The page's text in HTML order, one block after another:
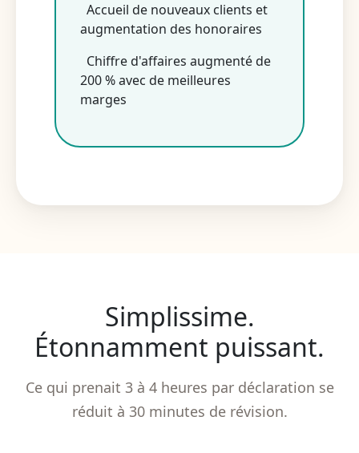
Accueil de nouveaux clients et
augmentation des honoraires
Chiffre d'affaires augmenté de
200 % avec de meilleures
marges
Simplissime.
Étonnamment puissant.
Ce qui prenait 3 à 4 heures par déclaration se
réduit à 30 minutes de révision.